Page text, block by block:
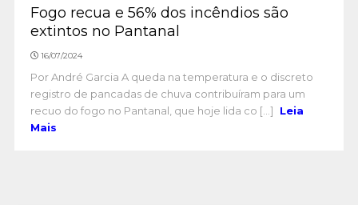
Fogo recua e 56% dos incêndios são
extintos no Pantanal
16/07/2024
Por André Garcia A queda na temperatura e o discreto
registro de pancadas de chuva contribuíram para um
recuo do fogo no Pantanal, que hoje lida co [...]
Leia
Mais